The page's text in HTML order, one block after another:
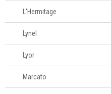
L'Hermitage
Lynel
Lyor
Marcato